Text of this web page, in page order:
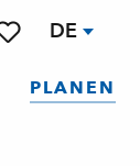
DE
PLANEN